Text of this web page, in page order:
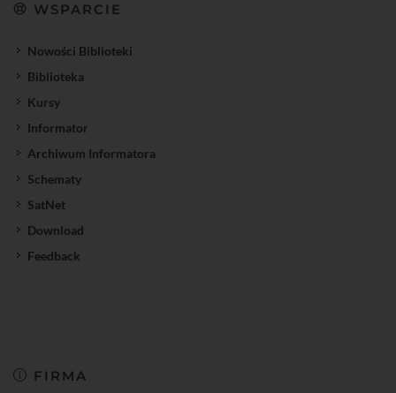
WSPARCIE
Nowości Biblioteki
Biblioteka
Kursy
Informator
Archiwum Informatora
Schematy
SatNet
Download
Feedback
FIRMA